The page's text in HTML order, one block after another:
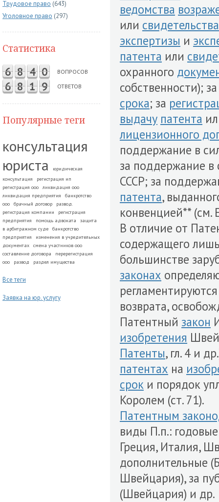
Трудовое право (643)
Уголовное право (297)
Статистика
6 8 4 0 ВОПРОСОВ
6 8 1 9 ОТВЕТОВ
Популярные теги
консультация
юриста
юридическая
консультация
регистрация ип
регистрация ооо
ликвидация ооо
ликвидация предприятия
банкротство
ооо
брачный договор
развод.
регистрация компании
регистрация
предприятия
помощь адвоката
защита
в арбитражном суде
банкротство
предприятия
изменения в учредительных
документах
смена участников ооо
составление договора
перерегистрация
ооо
развод раздел имущества
Все теги
Заявка на юр. услугу
ведомства
или свидетельства
экспертизы и
патента или
охранного
собственности);
срока; за
выдачу патента
лицензионного
поддержание в
за поддержание
СССР; за
патента,
конвенцией** (см.
В отличие от
содержащего
большинстве
законах
возврата,
Патентный закон
изобретения
Патенты, гл. 4 и
патентах на
срок и порядок
Королем (ст. 71).
Патентным
виды П.п.:
Греция, Италия,
дополнительные
Швейцария), за
(Швейцария) и др.